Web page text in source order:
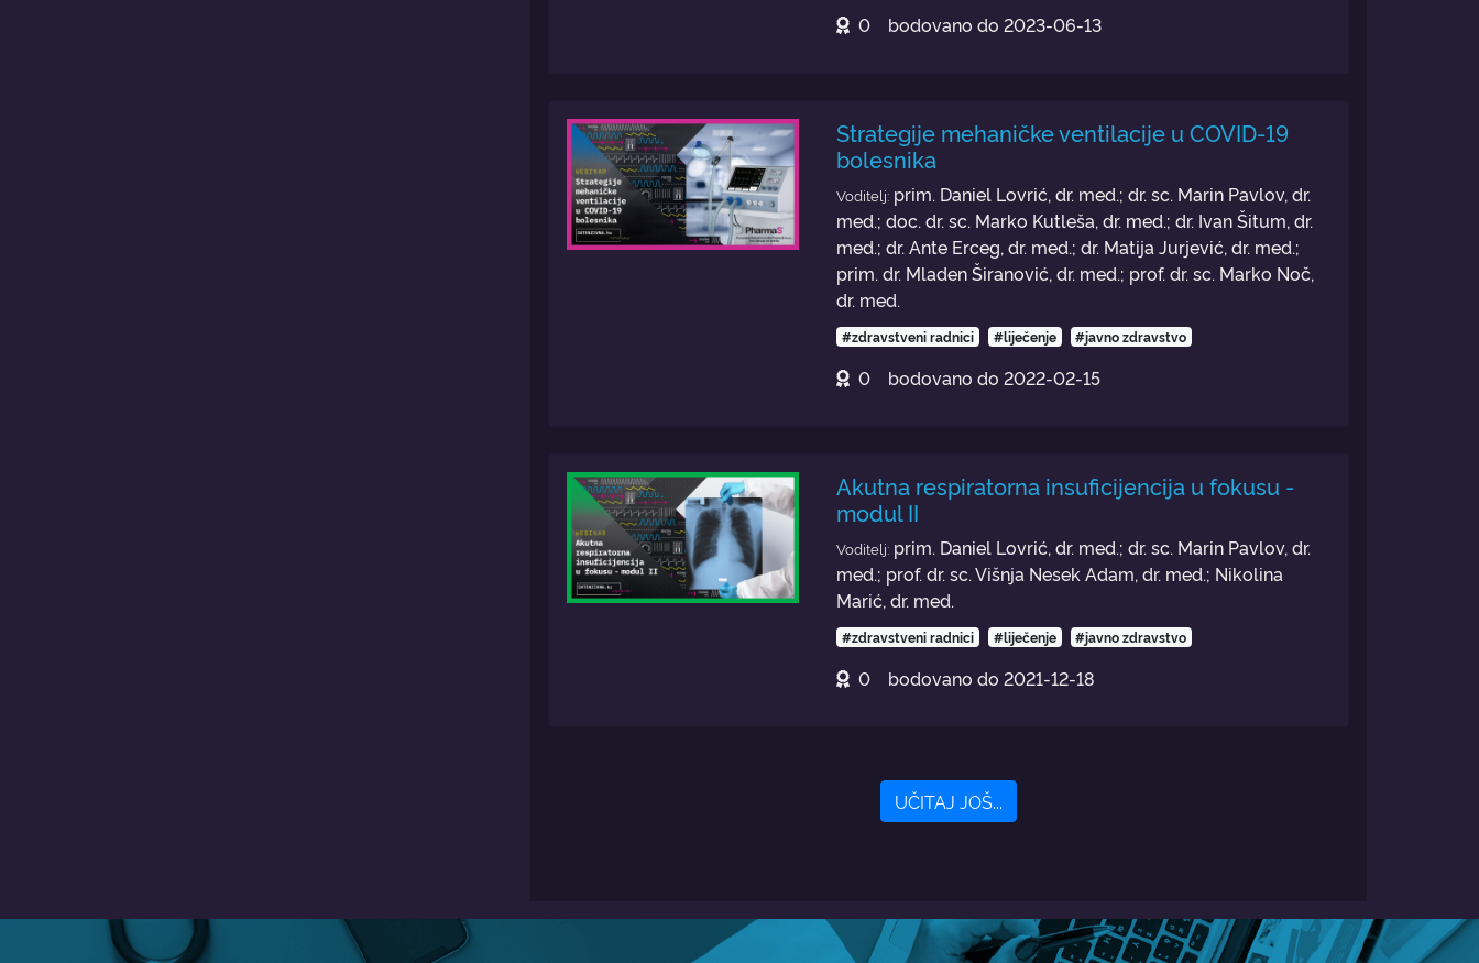
0 bodovano do2023-06-13
Strategije mehaničke ventilacije u COVID-19
bolesnika
Voditelj: prim. Daniel Lovrić, dr. med.; dr. sc. Marin Pavlov, dr.
med.; doc. dr. sc. Marko Kutleša, dr. med.; dr. Ivan Šitum, dr.
med.; dr. Ante Erceg, dr. med.; dr. Matija Jurjević, dr. med.;
prim. dr. Mladen Širanović, dr. med.; prof. dr. sc. Marko Noč,
dr. med.
#zdravstveni radnici #liječenje #javno zdravstvo
0 bodovano do2022-02-15
Akutna respiratorna insuficijencija u fokusu -
modul II
Voditelj: prim. Daniel Lovrić, dr. med.; dr. sc. Marin Pavlov, dr.
med.; prof. dr. sc. Višnja Nesek Adam, dr. med.; Nikolina
Marić, dr. med.
#zdravstveni radnici #liječenje #javno zdravstvo
0 bodovano do2021-12-18
UČITAJ JOŠ...